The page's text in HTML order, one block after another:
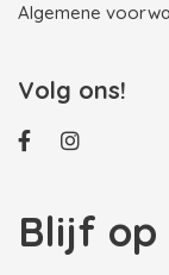
Algemene
Volg ons!
Blijf op